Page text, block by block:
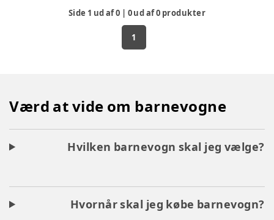
Side 1 ud af0 | 0ud af0 produkter
1
Værd at vide om barnevogne
Hvilken barnevogn skal jeg vælge?
Hvornår skal jeg købe barnevogn?